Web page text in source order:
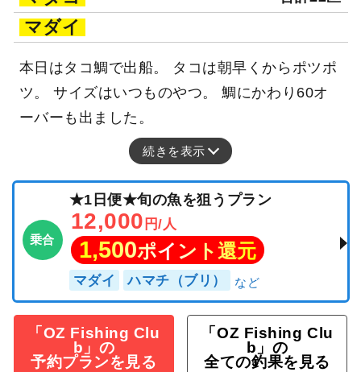
マダイ
本日はタコ鯛で出船。 タコは朝早くからポツポ
ツ。 サイズはいつものやつ。 鯛にかわり60オ
ーバーも出ました。
続きを表示
乗合
★1日便★旬の魚を狙うプラン
12,000 円/人
1,500ポイント還元
マダイ ハマチ（ブリ）
「OZ Fishing Clu
b」の
予約プランを見る
「OZ Fishing Clu
b」の
全ての釣果を見る